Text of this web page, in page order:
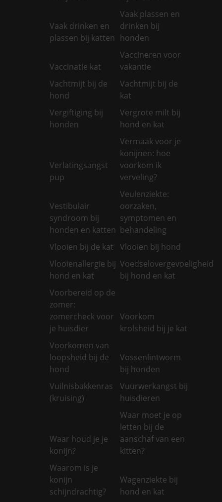
Vaak drinken en
plassen bij katten
Vaak plassen en
drinken bij
honden
Vaccinatie kat
Vaccineren voor
vakantie
Vachtmijt bij de
hond
Vachtmijt bij de
kat
Vergiftiging bij
honden
Vergrote milt bij
hond en kat
Verlatingsangst
pup
Vermaak voor je
konijnen: hoe
voorkom ik
verveling?
Vestibulair
syndroom bij
honden en katten
Veulenziekte:
oorzaken,
symptomen en
behandeling
Vlooien bij de kat
Vlooien bij hond
Vlooienallergie bij
hond en kat
Voedselovergevoeligheid
bij hond en kat
Voorbereid op de
zomer:
zomercheck voor
je huisdier
Voorkom
krolsheid bij je kat
Voorkomen van
loopsheid bij de
hond
Vossenlintworm
bij honden
Vuilnisbakkenras
(kruising)
Vuurwerkangst bij
huisdieren
Waar houd je je
konijn?
Waar moet je op
letten bij de
aanschaf van een
kitten?
Waarom is je
konijn
schijndrachtig?
Wagenziekte bij
hond en kat